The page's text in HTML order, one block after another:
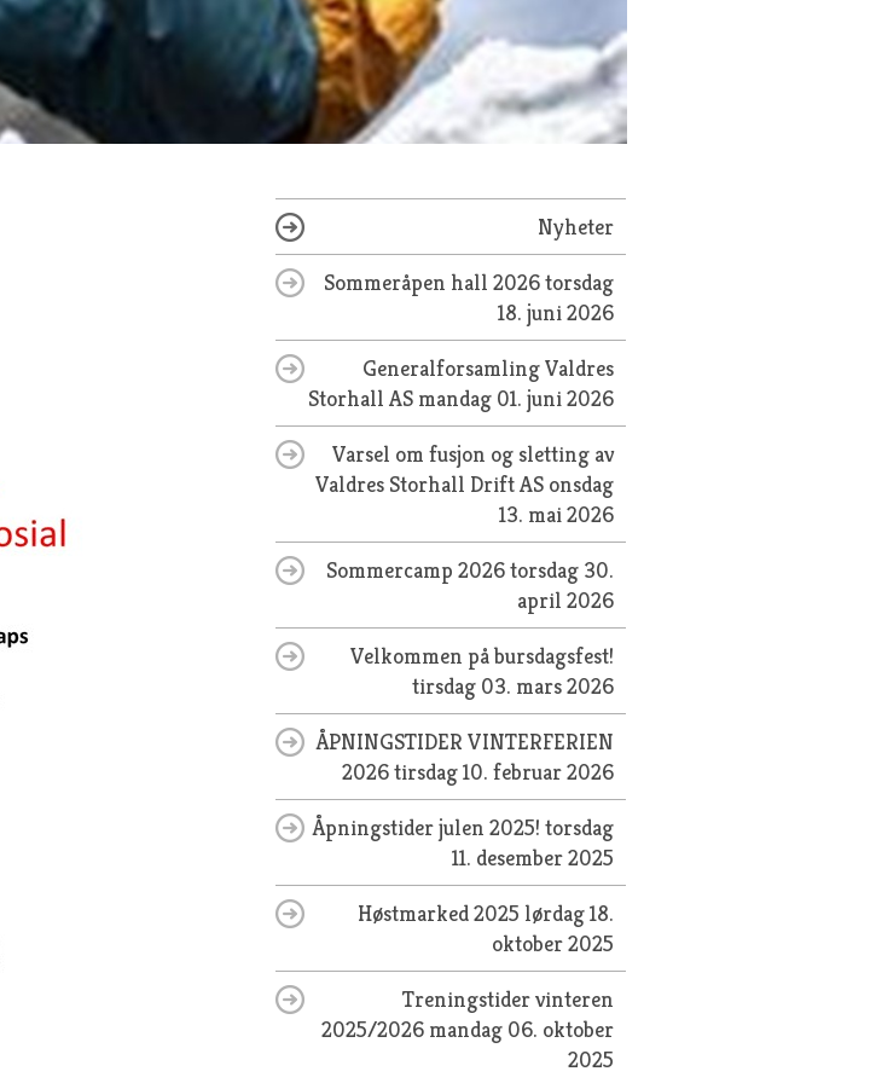
Nyheter
Sommeråpen hall 2026torsdag
18. juni 2026
Generalforsamling Valdres
Storhall AS mandag 01. juni 2026
Varsel om fusjon og sletting av
Valdres Storhall Drift AS onsdag
13. mai 2026
Sommercamp 2026torsdag 30.
april 2026
Velkommen på bursdagsfest!
tirsdag 03. mars 2026
ÅPNINGSTIDER VINTERFERIEN
2026tirsdag 10. februar 2026
Åpningstider julen 2025!torsdag
11. desember 2025
Høstmarked 2025 lørdag 18.
oktober 2025
Treningstider vinteren
2025/2026 mandag 06. oktober
2025